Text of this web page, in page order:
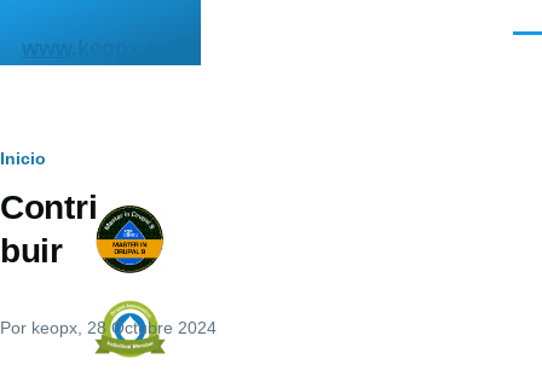
www.keopx.net
Ruta
de
navegación
Inicio
Contri
buir
Por keopx , 28 Octubre 2024